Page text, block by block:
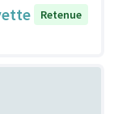
Retenue